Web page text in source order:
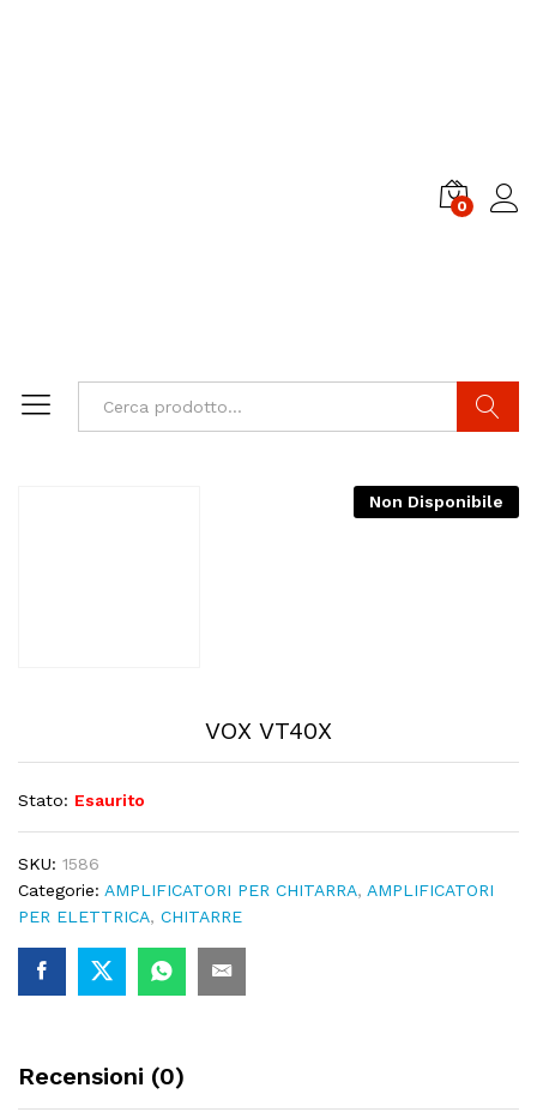
0
Non Disponibile
VOX VT40X
Stato: Esaurito
SKU: 1586
Categorie: AMPLIFICATORI PER CHITARRA, AMPLIFICATORI
PER ELETTRICA, CHITARRE
Recensioni (0)